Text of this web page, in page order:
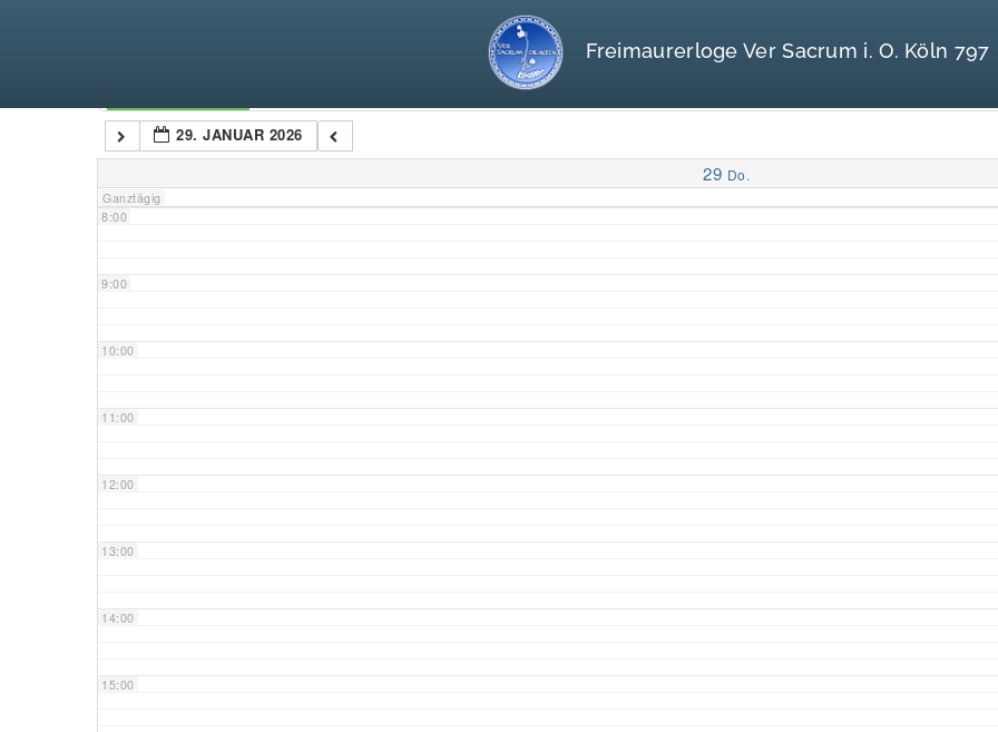
Freimaurerloge Ver Sacrum i. O. Köln 797
29. JANUAR 2026
29 Do.
Ganztägig
7:00
8:00
9:00
10:00
11:00
12:00
13:00
14:00
15:00